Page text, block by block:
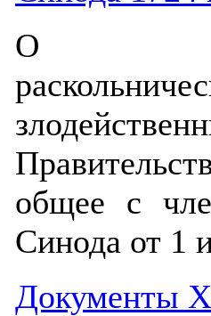
О
общее с
Синода от 1
Документы